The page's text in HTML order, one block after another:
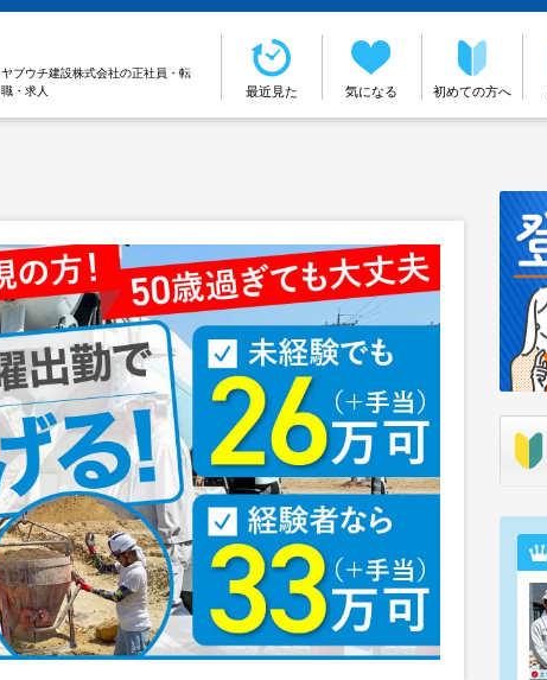
ヤブウチ建設株式会社の正社員・転
職・求人
最近見た 気になる 初めての方へ